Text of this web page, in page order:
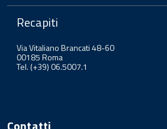
Recapiti
Via Vitaliano Brancati 48-60
00185 Roma
Tel. (+39) 06.5007.1